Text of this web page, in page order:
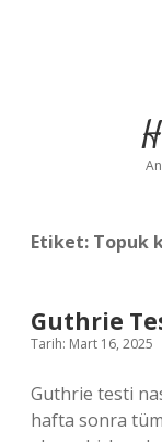
Etiket: Topuk
Guthrie
Tarih: Mart 16, 2025
Guthrie testi
hafta sonra